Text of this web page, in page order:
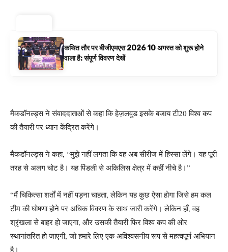
कथित तौर पर बीजीएमएस 2026 10 अगस्त को शुरू होने
वाला है: संपूर्ण विवरण देखें
मैकडॉनल्ड्स ने संवाददाताओं से कहा कि हेज़लवुड इसके बजाय टी20 विश्व कप
की तैयारी पर ध्यान केंद्रित करेंगे।
मैकडॉनल्ड्स ने कहा, “मुझे नहीं लगता कि वह अब सीरीज में हिस्सा लेंगे। यह पूरी
तरह से अलग चोट है। यह पिंडली से अकिलिस क्षेत्र में कहीं नीचे है।”
“मैं चिकित्सा शर्तों में नहीं पड़ना चाहता, लेकिन यह कुछ ऐसा होगा जिसे हम कल
टीम की घोषणा होने पर अधिक विवरण के साथ जारी करेंगे। लेकिन हाँ, वह
श्रृंखला से बाहर हो जाएगा, और उसकी तैयारी फिर विश्व कप की ओर
स्थानांतरित हो जाएगी, जो हमारे लिए एक अविश्वसनीय रूप से महत्वपूर्ण अभियान
है।